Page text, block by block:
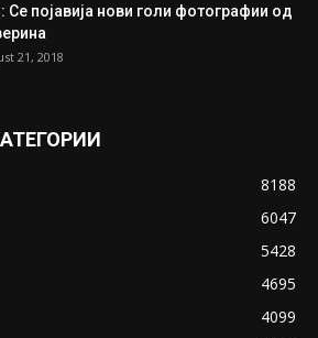
Се појавија нови голи фотографии од
21, 2018
8188
6047
5428
4695
4099